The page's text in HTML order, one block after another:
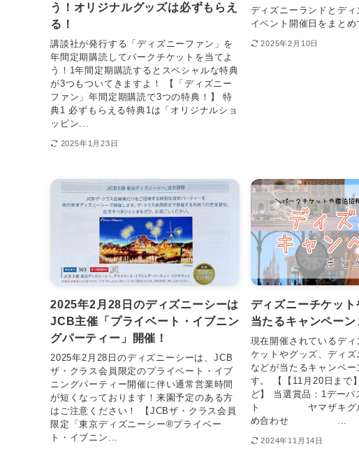
う！オリジナルグッズは必ずもらえ
る！
講談社が発行する「ディズニーファン」を
年間定期購読してパークチケットを当てよ
う！1年間定期購読するとスペシャルな特典
が3つもついてきますよ！ 【「ディズニー
ファン」年間定期購読で3つの特典！】 特
典1 必ずもらえる特典1は「オリジナルショ
ッピン...
2025年1月23日
ディズニーランドとデ
イベント開催日をまとめ
2025年2月10日
2025年2月28日のディズニーシーは
JCB主催「プライベート・イブニン
グパーティー」開催！
2025年2月28日のディズニーシーは、JCB
ザ・クラス会員限定のプライベート・イブ
ニングパーティー開催に伴い通常営業時間
が短くなっております！来園予定のある方
はご注意ください！ 【JCBザ・クラス会員
限定「東京ディズニーシー®︎プライベー
ト・イブニン...
ディズニーチケッ
当たるキャンペーン
現在開催されているデ
ケットやグッズ、ディ
などが当たるキャンペー
す。 【【11月20日まで
ど】 当選賞品：1デーパ
ト ヤマザキグル
め合わせ ...
2024年11月14日